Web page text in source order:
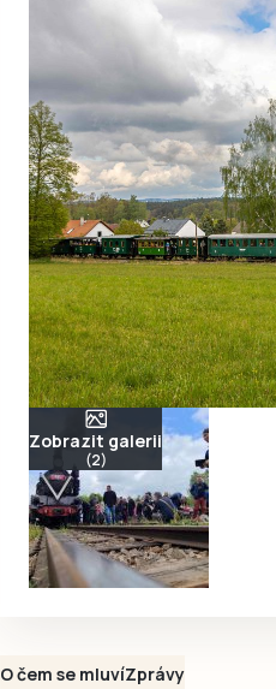
Zobrazit galerii
(2)
O čem se mluvíZprávy